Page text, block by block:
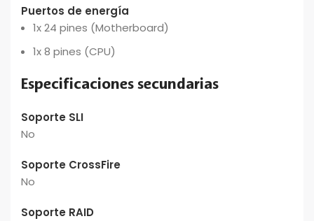
Puertos de energía
1x 24 pines (Motherboard)
1x 8 pines (CPU)
Especificaciones secundarias
Soporte SLI
No
Soporte CrossFire
No
Soporte RAID